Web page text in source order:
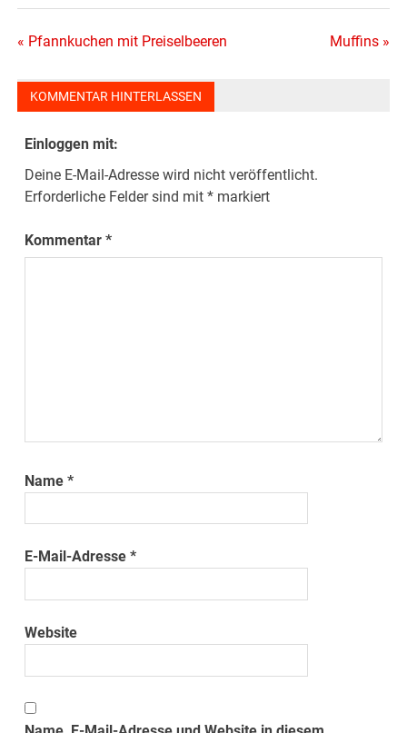
Beitragsnavigation
« Pfannkuchen mit Preiselbeeren Muffins »
KOMMENTAR HINTERLASSEN
Einloggen mit:
Deine E-Mail-Adresse wird nicht veröffentlicht.
Erforderliche Felder sind mit* markiert
Kommentar*
Name*
E-Mail-Adresse*
Website